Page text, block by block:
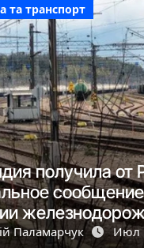
та транспорт
получила от
пропуска
Паламарчук Июл